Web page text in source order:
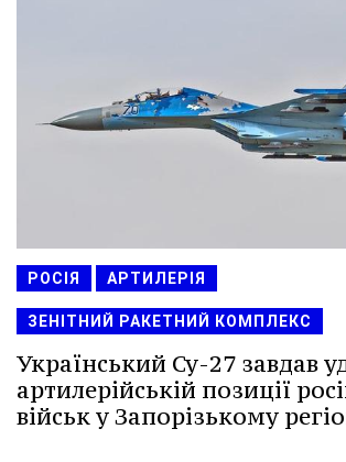
РОСІЯ АРТИЛЕРІЯ
ЗЕНІТНИЙ РАКЕТНИЙ КОМПЛЕКС
Український Су-27 завдав
артилерійській позиції
військ у Запорізькому